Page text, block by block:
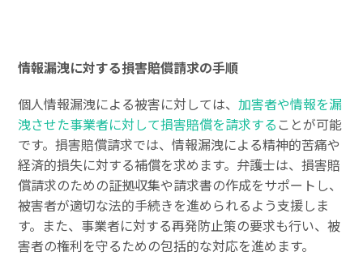
情報漏洩に対する損害賠償請求の手順
個人情報漏洩による被害に対しては、加害者や情報を漏
洩させた事業者に対して損害賠償を請求する ことが可能
です。損害賠償請求では、情報漏洩による精神的苦痛や
経済的損失に対する補償を求めます。弁護士は、損害賠
償請求のための証拠収集や請求書の作成をサポートし、
被害者が適切な法的手続きを進められるよう支援しま
す。また、事業者に対する再発防止策の要求も行い、被
害者の権利を守るための包括的な対応を進めます。